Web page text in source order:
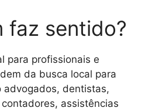
faz sentido?
para profissionais e
da busca local para
advogados, dentistas,
assistências